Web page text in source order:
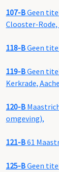
107-BGeen
Clooster-Rode,
118-BGeen
119-BGeen
Kerkrade,
120-B
omgeving),
121-B61
125-BGeen